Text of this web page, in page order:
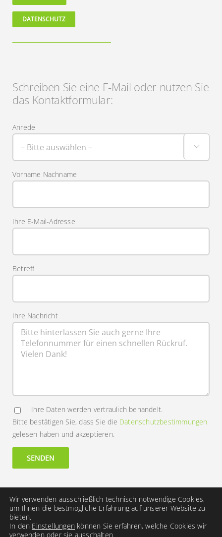
DATENSCHUTZ
Schreiben Sie eine E-Mail oder nutzen Sie
das Kontaktformular:
Anrede

Vorname Nachname
Ihre E-Mail-Adresse
Betreff
Ihre Nachricht
Ihre Daten werden vertraulich behandelt.
Bitte bestätigen Sie, dass Sie die Datenschutzbestimmungen
gelesen haben und akzeptieren.
© 2001– 2023 • Heydenbluth Design • Werbung und Webdesign in
Wir verwenden ausschließlich technisch notwendige Cookies,
um Ihnen die bestmögliche Erfahrung auf unserer Website zu
bieten.
In den Einstellungen können Sie erfahren, welche Cookies wir
verwenden oder sie ausschalten.